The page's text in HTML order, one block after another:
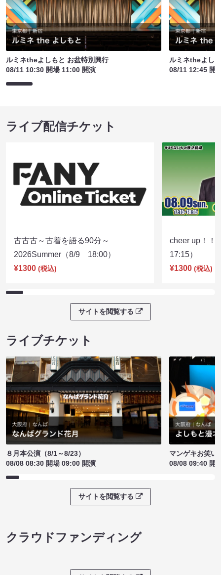
ルミネtheよしもと お盆特別興行
08/11 10:30 開場 11:00 開演
ルミネtheよし
08/11 12:45 開
ライブ配信チケット
古古古～古着を語る90分～
2026Summer（8/9 18:00）
¥1300 (税込)
cheer up！
17:15）
¥1300 (税込)
サイトを閲覧する
ライブチケット
８月本公演（8/1～8/23）
08/08 08:30 開場 09:00 開演
マンゲキお笑い
08/08 09:40 開
サイトを閲覧する
クラウドファンディング